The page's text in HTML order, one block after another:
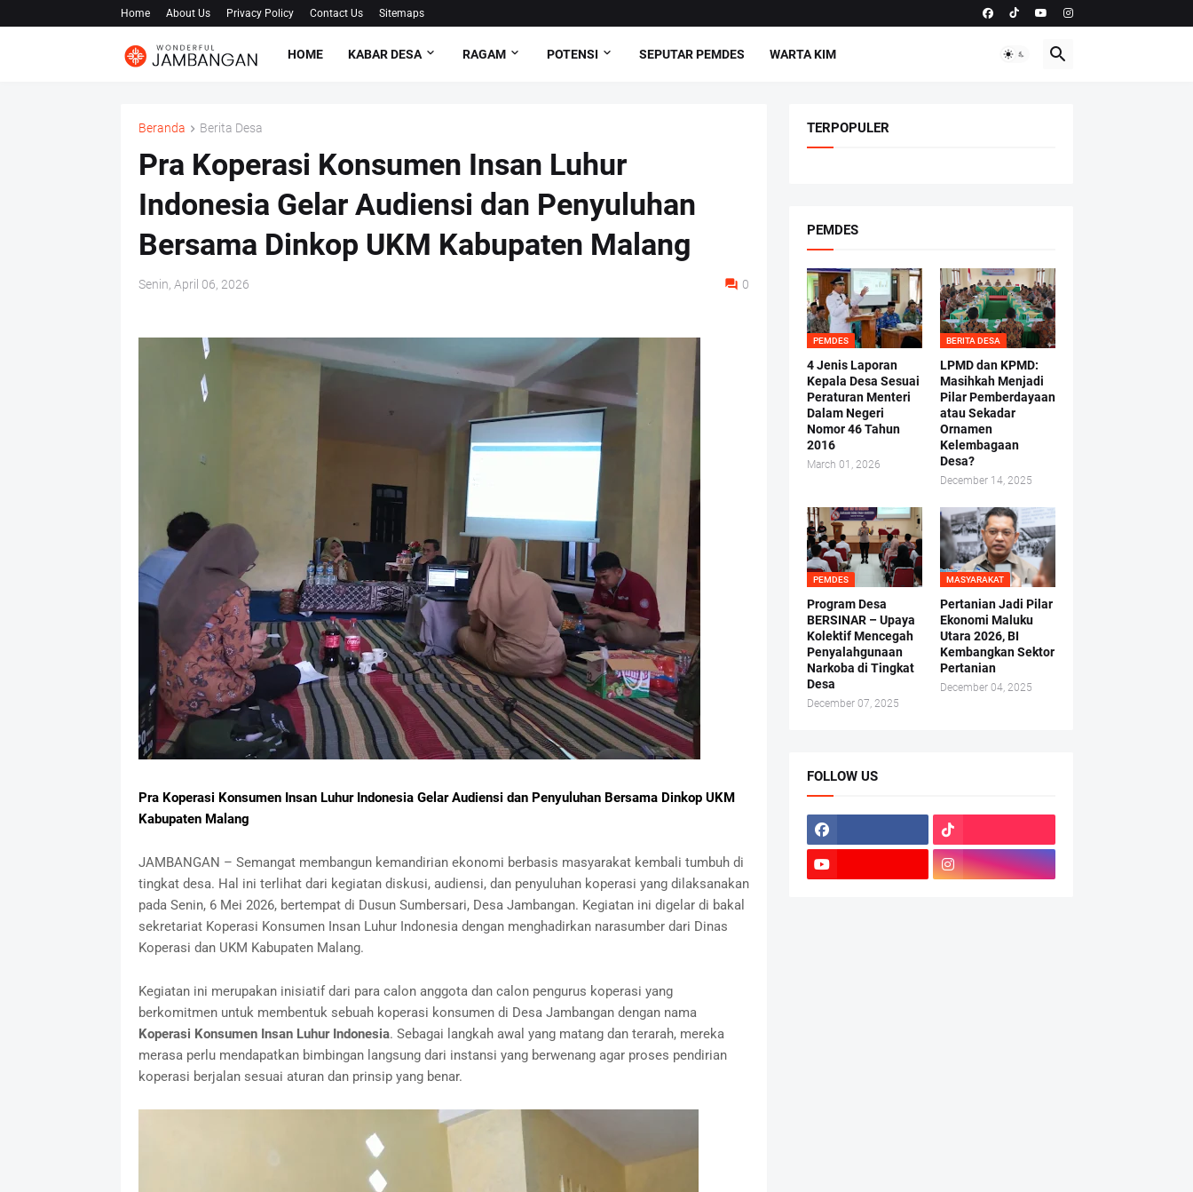
Home About Us Privacy Policy Contact Us Sitemaps
HOME KABAR DESA RAGAM POTENSI SEPUTAR PEMDES WARTA KIM
Beranda Berita Desa
Pra Koperasi Konsumen Insan Luhur
Indonesia Gelar Audiensi dan Penyuluhan
Bersama Dinkop UKM Kabupaten Malang
Senin, April 06, 2026 0
Pra Koperasi Konsumen Insan Luhur Indonesia Gelar Audiensi dan Penyuluhan Bersama Dinkop UKM
Kabupaten Malang
JAMBANGAN – Semangat membangun kemandirian ekonomi berbasis masyarakat kembali tumbuh di
tingkat desa. Hal ini terlihat dari kegiatan diskusi, audiensi, dan penyuluhan koperasi yang dilaksanakan
pada Senin, 6 Mei 2026, bertempat di Dusun Sumbersari, Desa Jambangan. Kegiatan ini digelar di bakal
sekretariat Koperasi Konsumen Insan Luhur Indonesia dengan menghadirkan narasumber dari Dinas
Koperasi dan UKM Kabupaten Malang.
Kegiatan ini merupakan inisiatif dari para calon anggota dan calon pengurus koperasi yang
berkomitmen untuk membentuk sebuah koperasi konsumen di Desa Jambangan dengan nama
Koperasi Konsumen Insan Luhur Indonesia. Sebagai langkah awal yang matang dan terarah, mereka
merasa perlu mendapatkan bimbingan langsung dari instansi yang berwenang agar proses pendirian
koperasi berjalan sesuai aturan dan prinsip yang benar.
TERPOPULER
PEMDES
PEMDES
4 Jenis Laporan
Kepala Desa Sesuai
Peraturan Menteri
Dalam Negeri
Nomor 46 Tahun
2016
March 01, 2026
BERITA DESA
LPMD dan KPMD:
Masihkah Menjadi
Pilar Pemberdayaan
atau Sekadar
Ornamen
Kelembagaan
Desa?
December 14, 2025
PEMDES
Program Desa
BERSINAR – Upaya
Kolektif Mencegah
Penyalahgunaan
Narkoba di Tingkat
Desa
December 07, 2025
MASYARAKAT
Pertanian Jadi Pilar
Ekonomi Maluku
Utara 2026, BI
Kembangkan Sektor
Pertanian
December 04, 2025
FOLLOW US